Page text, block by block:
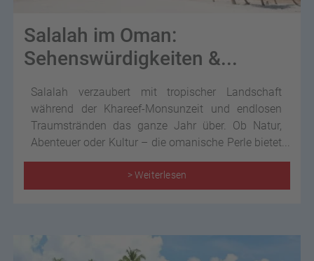
Salalah im Oman:
Sehenswürdigkeiten &...
Salalah verzaubert mit tropischer Landschaft
während der Khareef-Monsunzeit und endlosen
Traumstränden das ganze Jahr über. Ob Natur,
Abenteuer oder Kultur – die omanische Perle bietet
unvergessliche Erlebnisse für Entdecker!
> Weiterlesen